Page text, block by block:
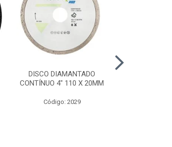
DISCO DIAMANTADO
CONTÍNUO 4" 110 X 20MM
Código: 2029